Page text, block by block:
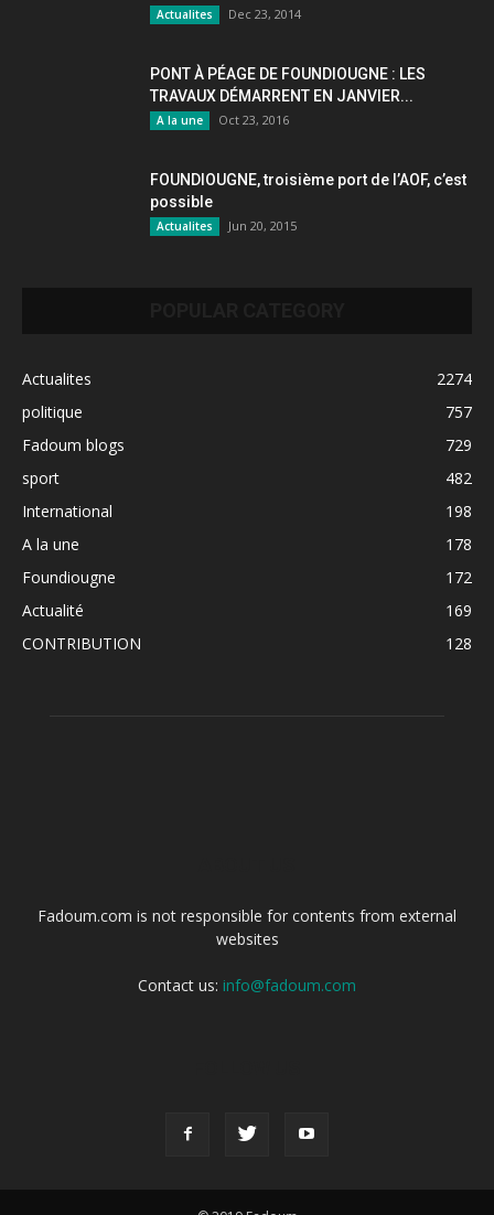
Actualites Dec 23, 2014
PONT À PÉAGE DE FOUNDIOUGNE : LES
TRAVAUX DÉMARRENT EN JANVIER...
A la une Oct 23, 2016
FOUNDIOUGNE, troisième port de l’AOF, c’est
possible
Actualites Jun 20, 2015
Actualites
2274
politique
757
Fadoum blogs
729
sport
482
International
198
A la une
178
Foundiougne
172
Actualité
169
CONTRIBUTION
128
Fadoum.com is not responsible for contents from external
websites
Contact us: info@fadoum.com